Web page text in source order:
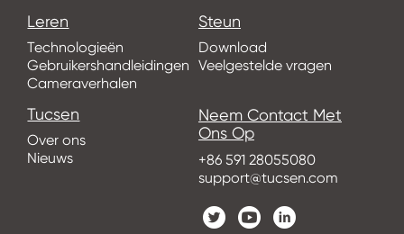
Leren
Technologieën
Gebruikershandleidingen
Cameraverhalen
Steun
Download
Veelgestelde vragen
Tucsen
Over ons
Nieuws
Neem Contact Met
Ons Op
+86 591 28055080
support@tucsen.com